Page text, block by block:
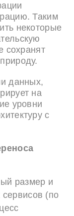
Таким
некоторые
сохранят
данных,
на
уровни
с
размер и
(по